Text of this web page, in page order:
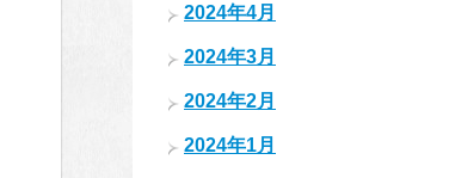
2024年4月
2024年3月
2024年2月
2024年1月